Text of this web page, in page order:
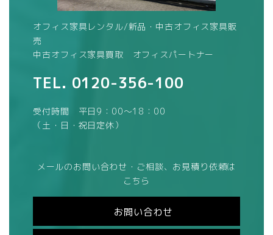
オフィス家具レンタル/新品・中古オフィス家具販
売
中古オフィス家具買取 オフィスパートナー
TEL. 0120-356-100
受付時間 平日9：00～18：00
（土・日・祝日定休）
メールのお問い合わせ・ご相談、お見積り依頼は
こちら
お問い合わせ